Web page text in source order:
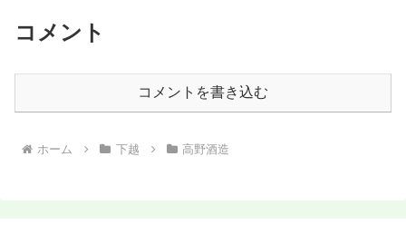
コメント
コメントを書き込む
ホーム 下越 高野酒造